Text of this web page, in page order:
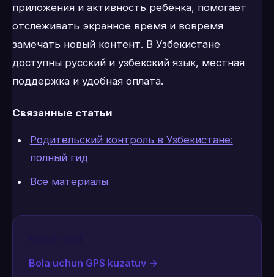
приложения и активность ребёнка, помогает
отслеживать экранное время и вовремя
замечать новый контент. В Узбекистане
доступны русский и узбекский язык, местная
поддержка и удобная оплата.
Связанные статьи
Родительский контроль в Узбекистане:
полный гид
Все материалы
Bola uchun GPS kuzatuv →